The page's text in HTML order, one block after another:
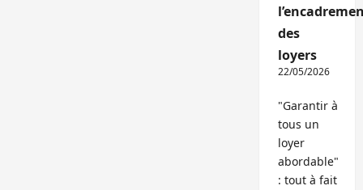
des
loyers
22/05/2026
"Garantir à
tous un
loyer
abordable"
: tout à fait